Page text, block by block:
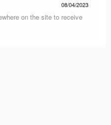
08/04/2023
on the site to receive